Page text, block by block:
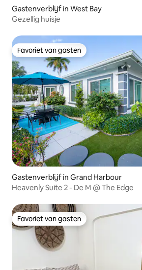
Gastenverblijf in West Bay
Gezellig huisje
Favoriet van gasten
Favoriet van gasten
Gastenverblijf in Grand Harbour
Heavenly Suite 2 - De M @ The Edge
Favoriet van gasten
Favoriet van gasten